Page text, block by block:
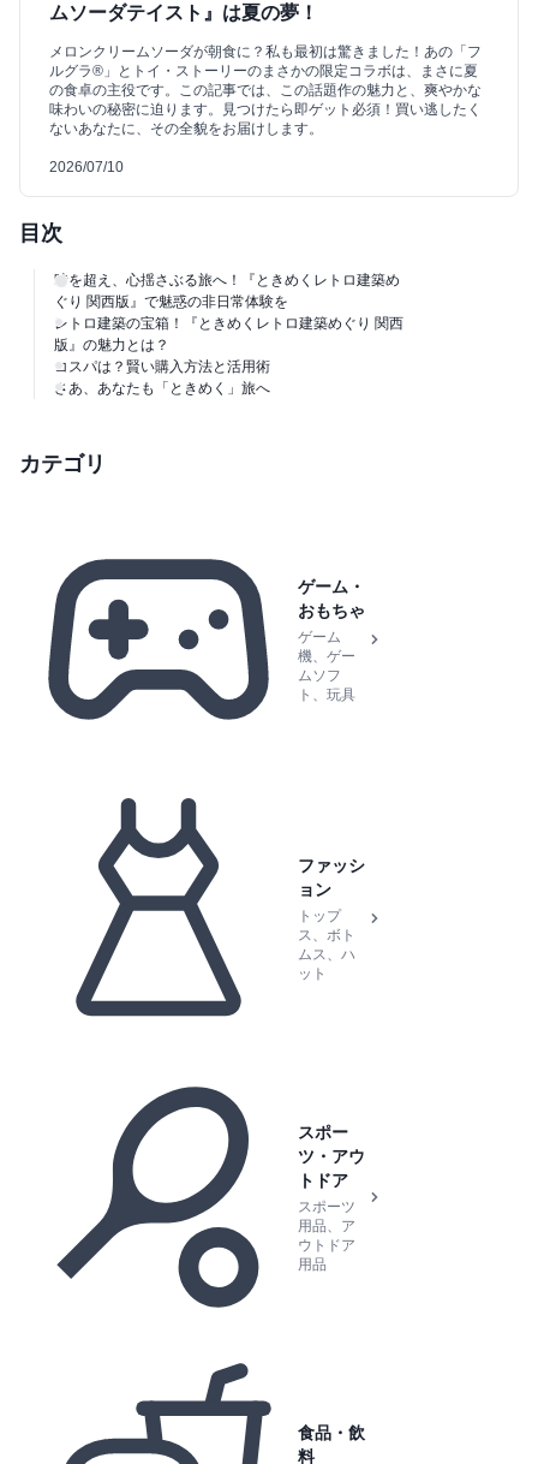
ムソーダテイスト』は夏の夢！
メロンクリームソーダが朝食に？私も最初は驚きました！あの「フ
ルグラ®」とトイ・ストーリーのまさかの限定コラボは、まさに夏
の食卓の主役です。この記事では、この話題作の魅力と、爽やかな
味わいの秘密に迫ります。見つけたら即ゲット必須！買い逃したく
ないあなたに、その全貌をお届けします。
2026/07/10
目次
時を超え、心揺さぶる旅へ！『ときめくレトロ建築め
ぐり 関西版』で魅惑の非日常体験を
レトロ建築の宝箱！『ときめくレトロ建築めぐり 関西
版』の魅力とは？
コスパは？賢い購入方法と活用術
さあ、あなたも「ときめく」旅へ
カテゴリ
ゲーム・
おもちゃ
ゲーム
機、ゲー
ムソフ
ト、玩具
ファッシ
ョン
トップ
ス、ボト
ムス、ハ
ット
スポー
ツ・アウ
トドア
スポーツ
用品、ア
ウトドア
用品
食品・飲
料